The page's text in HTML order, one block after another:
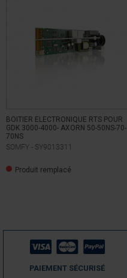
BOITIER ELECTRONIQUE RTS POUR
GDK 3000-4000- AXORN 50-50NS-70-
70NS
SOMFY - SY9013311
Produit remplacé
PAIEMENT SÉCURISÉ